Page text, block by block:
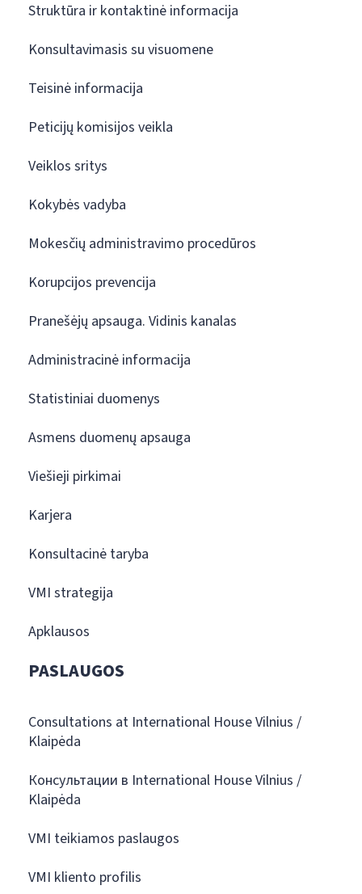
Struktūra ir kontaktinė informacija
Konsultavimasis su visuomene
Teisinė informacija
Peticijų komisijos veikla
Veiklos sritys
Kokybės vadyba
Mokesčių administravimo procedūros
Korupcijos prevencija
Pranešėjų apsauga. Vidinis kanalas
Administracinė informacija
Statistiniai duomenys
Asmens duomenų apsauga
Viešieji pirkimai
Karjera
Konsultacinė taryba
VMI strategija
Apklausos
PASLAUGOS
Consultations at International House Vilnius /
Klaipėda
Консультации в International House Vilnius /
Klaipėda
VMI teikiamos paslaugos
VMI kliento profilis